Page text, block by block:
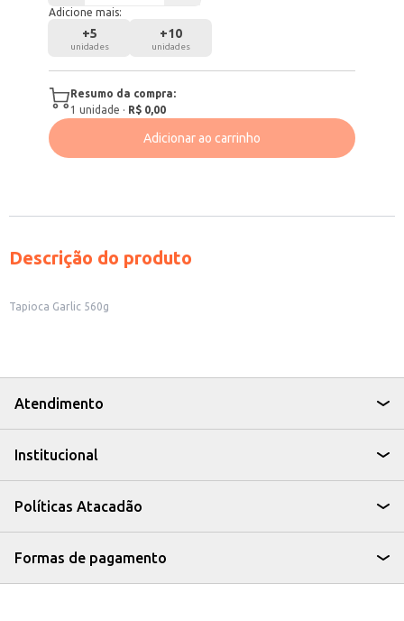
Adicione mais:
+5
unidades
+10
unidades
Resumo da compra:
1 unidade · R$ 0,00
Adicionar ao carrinho
Descrição do produto
Tapioca Garlic 560g
Atendimento
Institucional
Políticas Atacadão
Formas de pagamento